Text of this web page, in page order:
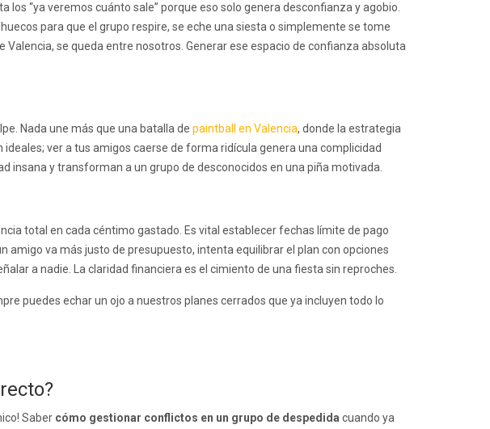
“ya veremos cuánto sale” porque eso solo genera desconfianza y agobio.
para que el grupo respire, se eche una siesta o simplemente se tome
Valencia, se queda entre nosotros. Generar ese espacio de confianza absoluta
Nada une más que una batalla de paintball en Valencia, donde la estrategia
ideales; ver a tus amigos caerse de forma ridícula genera una complicidad
insana y transforman a un grupo de desconocidos en una piña motivada.
total en cada céntimo gastado. Es vital establecer fechas límite de pago
amigo va más justo de presupuesto, intenta equilibrar el plan con opciones
a nadie. La claridad financiera es el cimiento de una fiesta sin reproches.
puedes echar un ojo a nuestros planes cerrados que ya incluyen todo lo
Saber cómo gestionar conflictos en un grupo de despedida cuando ya